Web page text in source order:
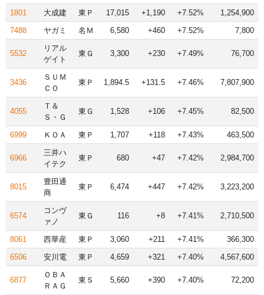
1801 大成建 東Ｐ 17,015 +1,190 +7.52%
1,254,900
7488
ヤガミ 名Ｍ 6,580 +460 +7.52% 7,800
5532
リアル
ゲイト
東Ｇ 3,300 +230 +7.49% 76,700
3436
ＳＵＭ
ＣＯ
東Ｐ 1,894.5 +131.5 +7.46% 7,807,900
4055
Ｔ＆
Ｓ・Ｇ
東Ｇ 1,528 +106 +7.45% 82,500
6999 ＫＯＡ 東Ｐ 1,707 +118 +7.43% 463,500
6966
三井ハ
イテク
東Ｐ 680 +47 +7.42% 2,984,700
8015
豊田通
商
東Ｐ 6,474 +447 +7.42% 3,223,200
6574
コンヴ
ァノ
東Ｇ 116 +8 +7.41% 2,710,500
8061 西華産 東Ｐ 3,060 +211 +7.41%
366,300
6506
安川電 東Ｐ 4,659 +321 +7.40% 4,567,600
6877
ＯＢＡ
ＲＡＧ
東Ｓ 5,660 +390 +7.40% 72,200